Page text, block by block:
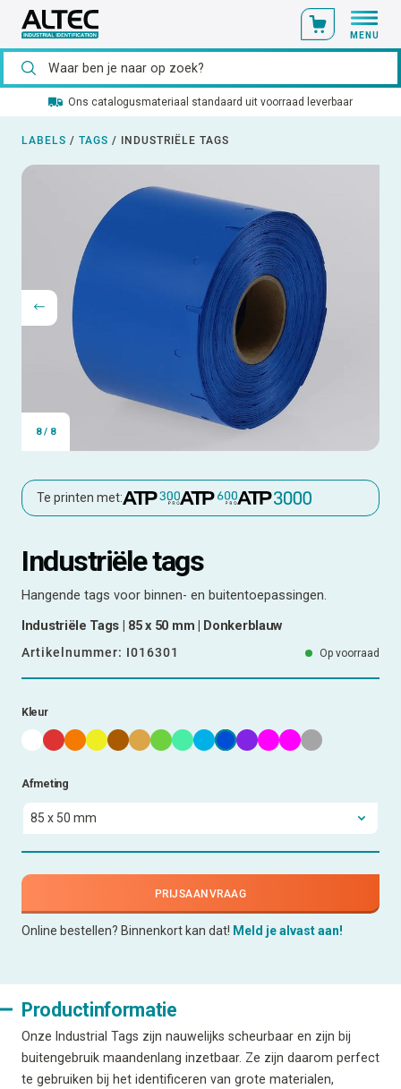
MENU
Ons catalogusmateriaal standaard uit voorraad leverbaar
LABELS / TAGS / INDUSTRIËLE TAGS
8/ 8
Te printen met:
Industriële tags
Hangende tags voor binnen- en buitentoepassingen.
Industriële Tags | 85 x 50 mm | Donkerblauw
Artikelnummer: I016301 Op voorraad
Kleur
Afmeting
PRIJSAANVRAAG
Online bestellen? Binnenkort kan dat! Meld je alvast aan!
Productinformatie
Onze Industrial Tags zijn nauwelijks scheurbaar en zijn bij
buitengebruik maandenlang inzetbaar. Ze zijn daarom perfect
te gebruiken bij het identificeren van grote materialen,